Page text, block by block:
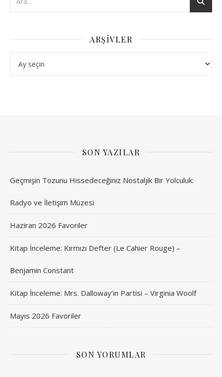
ARŞIVLER
SON YAZILAR
Geçmişin Tozunu Hissedeceğiniz Nostaljik Bir Yolculuk:
Radyo ve İletişim Müzesi
Haziran 2026 Favoriler
Kitap İnceleme: Kırmızı Defter (Le Cahier Rouge) –
Benjamin Constant
Kitap İnceleme: Mrs. Dalloway’in Partisi – Virginia Woolf
Mayıs 2026 Favoriler
SON YORUMLAR